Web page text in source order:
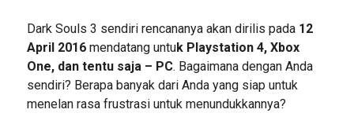
Dark Souls 3 sendiri rencananya akan dirilis pada 12
April 2016mendatang untuk Playstation 4, Xbox
One, dan tentu saja – PC. Bagaimana dengan Anda
sendiri? Berapa banyak dari Anda yang siap untuk
menelan rasa frustrasi untuk menundukkannya?